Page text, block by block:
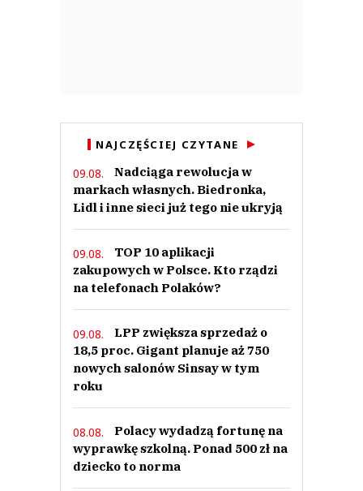
NAJCZĘŚCIEJ CZYTANE
09.08.
Nadciąga rewolucja w
markach własnych. Biedronka,
Lidl i inne sieci już tego nie ukryją
09.08.
TOP 10 aplikacji
zakupowych w Polsce. Kto rządzi
na telefonach Polaków?
09.08.
LPP zwiększa sprzedaż o
18,5 proc. Gigant planuje aż 750
nowych salonów Sinsay w tym
roku
08.08.
Polacy wydadzą fortunę na
wyprawkę szkolną. Ponad 500 zł na
dziecko to norma